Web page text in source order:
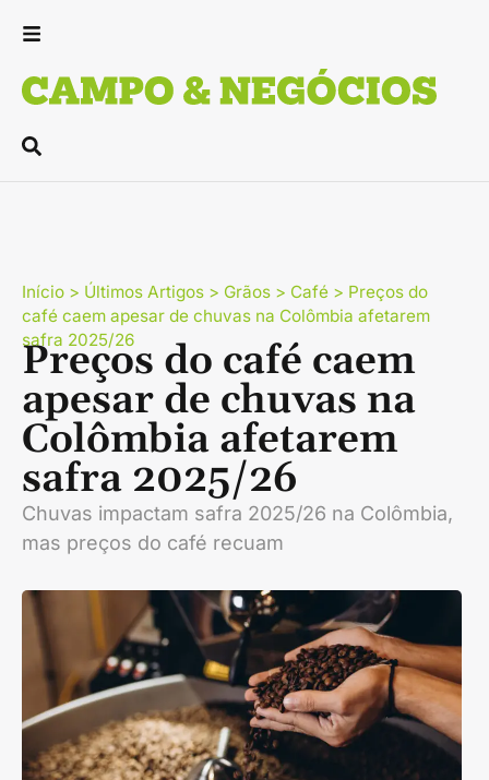
Início > Últimos Artigos > Grãos > Café > Preços do
café caem apesar de chuvas na Colômbia afetarem
safra 2025/26
Preços do café caem
apesar de chuvas na
Colômbia afetarem
safra 2025/26
Chuvas impactam safra 2025/26 na Colômbia,
mas preços do café recuam